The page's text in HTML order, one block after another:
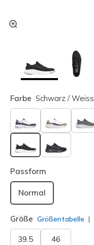
Farbe Schwarz / Weiss
ausgewählt
Passform
Normal
Größe Größentabelle
39.5 46